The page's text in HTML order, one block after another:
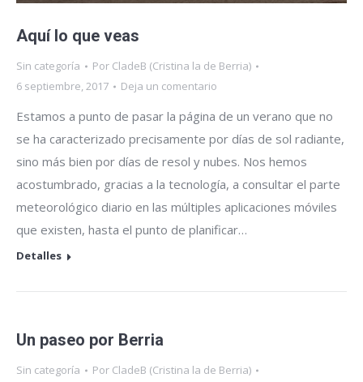
Aquí lo que veas
Sin categoría Por CladeB (Cristina la de Berria)
6 septiembre, 2017
Deja un comentario
Estamos a punto de pasar la página de un verano que no
se ha caracterizado precisamente por días de sol radiante,
sino más bien por días de resol y nubes. Nos hemos
acostumbrado, gracias a la tecnología, a consultar el parte
meteorológico diario en las múltiples aplicaciones móviles
que existen, hasta el punto de planificar…
Detalles
Un paseo por Berria
Sin categoría Por CladeB (Cristina la de Berria)